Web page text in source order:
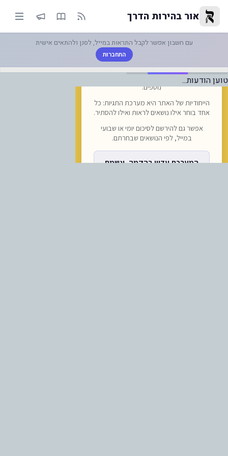
למרות הפסקת האש: ה-EASA מאריכה את אזהרת הטיסות למזרח התיכ... | אור בהירות הדרך
אור בהירות הדרך
עם חשבון אפשר לקבל התראות במייל, לסנן ולהתאים אישית
התחברות
טוען הודעות...